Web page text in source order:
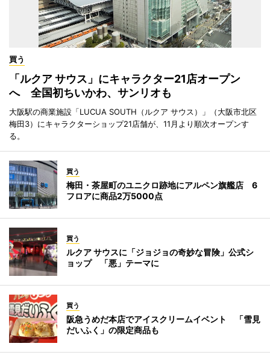
買う
「ルクア サウス」にキャラクター21店オープン
へ 全国初ちいかわ、サンリオも
大阪駅の商業施設「LUCUA SOUTH（ルクア サウス）」（大阪市北区
梅田3）にキャラクターショップ21店舗が、11月より順次オープンす
る。
買う
梅田・茶屋町のユニクロ跡地にアルペン旗艦店 6
フロアに商品2万5000点
買う
ルクア サウスに「ジョジョの奇妙な冒険」公式シ
ョップ 「悪」テーマに
買う
阪急うめだ本店でアイスクリームイベント 「雪見
だいふく」の限定商品も